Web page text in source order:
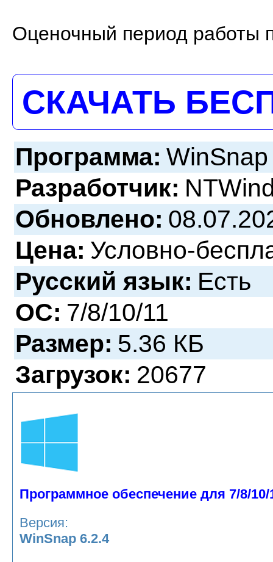
Оценочный период работы
СКАЧАТЬ
Программа:
Разработчик:
Обновлено:
Цена: Условно-
Русский язык: Есть
ОС: 7/8/10/11
Размер: 5.36 КБ
Загрузок: 20677
Программное обеспечение для 7/8/10/
Версия:
WinSnap 6.2.4